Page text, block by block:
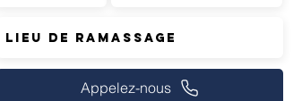
Appelez-nous